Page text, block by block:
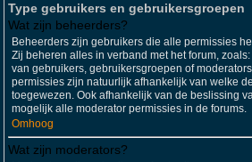
Type gebruikers en gebruikersgroepen
Wat zijn beheerders?
Beheerders zijn gebruikers die alle permissies
Zij beheren alles in verband met het forum,
van gebruikers, gebruikersgroepen of
permissies zijn natuurlijk afhankelijk van welke
toegewezen. Ook afhankelijk van de beslissing
mogelijk alle moderator permissies in de forums.
Omhoog
Wat zijn moderators?